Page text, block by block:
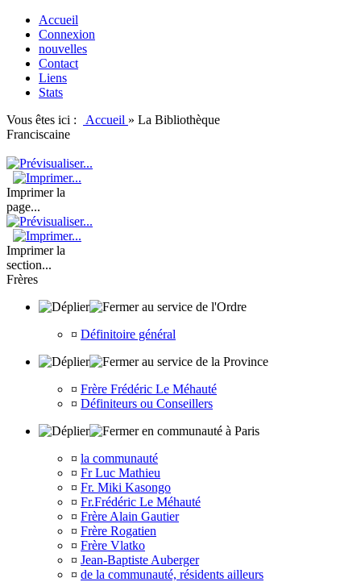
Accueil
Connexion
nouvelles
Contact
Liens
Stats
Vous êtes ici :
Accueil » La Bibliothèque
Franciscaine
Imprimer la
page...
Imprimer la
section...
Frères
au service de l'Ordre
¤ Définitoire général
au service de la Province
¤ Frère Frédéric Le Méhauté
¤ Définiteurs ou Conseillers
en communauté à Paris
¤ la communauté
¤ Fr Luc Mathieu
¤ Fr. Miki Kasongo
¤ Fr.Frédéric Le Méhauté
¤ Frère Alain Gautier
¤ Frère Rogatien
¤ Frère Vlatko
¤ Jean-Baptiste Auberger
¤ de la communauté, résidents ailleurs